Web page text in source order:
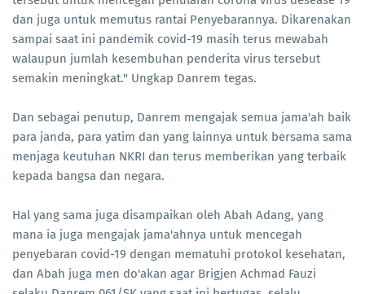
dan juga untuk memutus rantai Penyebarannya. Dikarenakan
sampai saat ini pandemik covid-19 masih terus mewabah
walaupun jumlah kesembuhan penderita virus tersebut
semakin meningkat." Ungkap Danrem tegas.
Dan sebagai penutup, Danrem mengajak semua jama'ah baik
para janda, para yatim dan yang lainnya untuk bersama sama
menjaga keutuhan NKRI dan terus memberikan yang terbaik
kepada bangsa dan negara.
Hal yang sama juga disampaikan oleh Abah Adang, yang
mana ia juga mengajak jama'ahnya untuk mencegah
penyebaran covid-19 dengan mematuhi protokol kesehatan,
dan Abah juga men do'akan agar Brigjen Achmad Fauzi